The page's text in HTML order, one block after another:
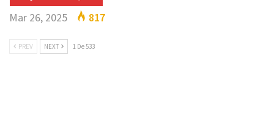
Mar 26, 2025 817
PREV NEXT 1 De 533